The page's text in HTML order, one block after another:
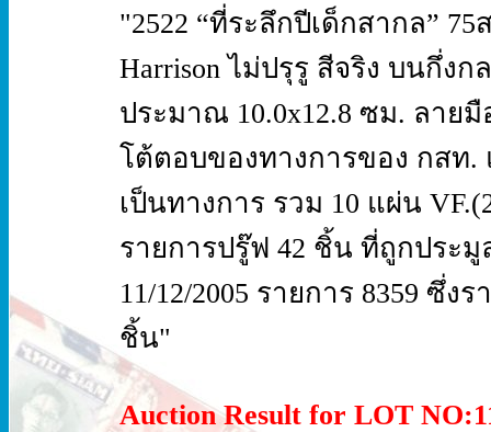
"2522 “ที่ระลึกปีเด็กสากล”
Harrison ไม่ปรุรู สีจริง บนกึ่ง
ประมาณ 10.0x12.8 ซม. ลาย
โต้ตอบของทางการของ กสท.
เป็นทางการ รวม 10 แผ่น
รายการปรู๊ฟ 42 ชิ้น ที่ถูกประมู
11/12/2005 รายการ 8359 ซึ่ง
ชิ้น"
Auction Result for LOT